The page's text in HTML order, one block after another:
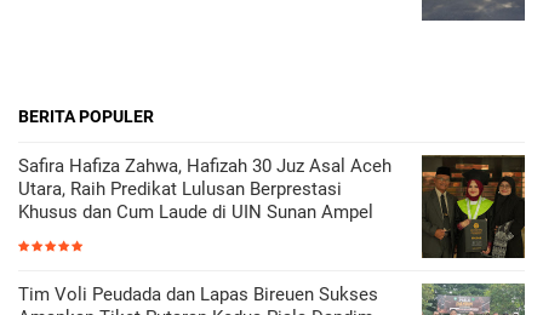
BERITA POPULER
Safira Hafiza Zahwa, Hafizah 30 Juz Asal Aceh
Utara, Raih Predikat Lulusan Berprestasi
Khusus dan Cum Laude di UIN Sunan Ampel
Tim Voli Peudada dan Lapas Bireuen Sukses